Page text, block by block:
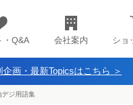
・Q&A 会社案内 ショ
画・最新Topicsはこちら ＞
デジ用語集